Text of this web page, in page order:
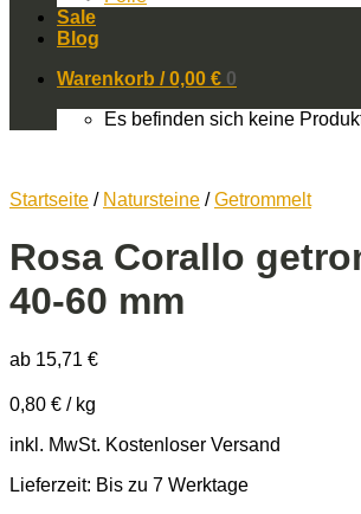
Sale
Blog
Warenkorb /0,00 € 0
Es befinden sich keine
Startseite / Natursteine / Getrommelt
Rosa Corallo
40-60 mm
ab 15,71 €
0,80 € / kg
inkl. MwSt. Kostenloser Versand
Lieferzeit: Bis zu 7 Werktage